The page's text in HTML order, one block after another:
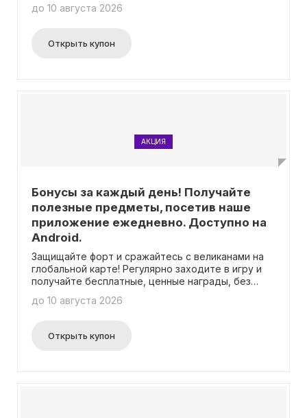
до 10 августа 2026
Открыть купон
АКЦИЯ
Бонусы за каждый день! Получайте
полезные предметы, посетив наше
приложение ежедневно. Доступно на
Android.
Защищайте форт и сражайтесь с великанами на
глобальной карте! Регулярно заходите в игру и
получайте бесплатные, ценные награды, без
до 10 августа 2026
Открыть купон